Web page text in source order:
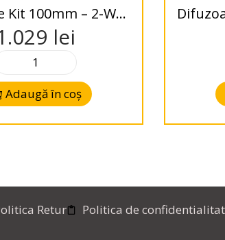
100mm – 2-Way
– 3 Ohms
lei
Adaugă în coș
Retur Politica de